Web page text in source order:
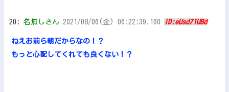
20: 名無しさん 2021/08/06(金) 06:22:39.160 ID:eUsd71UBd
ねえお前ら朝だからなの！？
もっと心配してくれても良くない！？